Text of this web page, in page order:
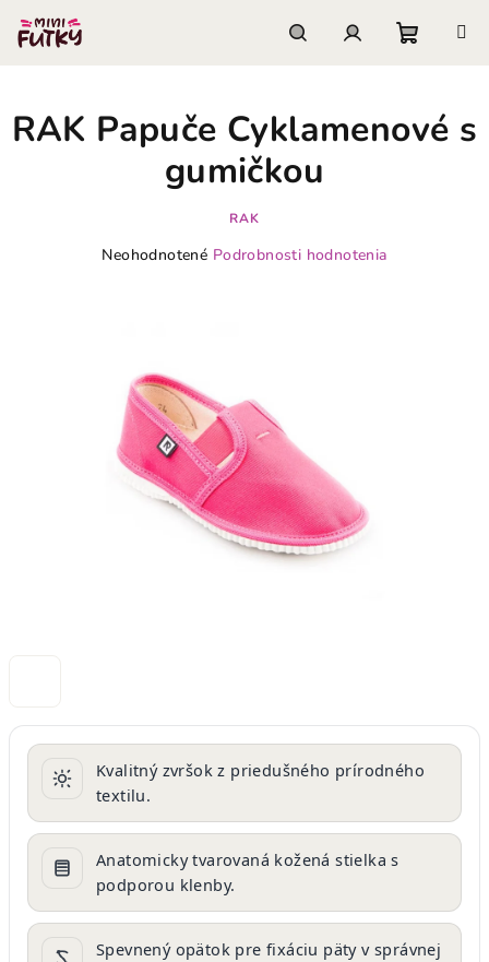
obsah
košík
Kvalitný zvršok z priedušného prírodného
textilu.
Anatomicky tvarovaná kožená stielka s
podporou klenby.
Spevnený opätok pre fixáciu päty v správnej
RAK Papuče Cyklamenové s
gumičkou
RAK
Priemerné
hviezdičiek.
Neohodnotené Podrobnosti hodnotenia